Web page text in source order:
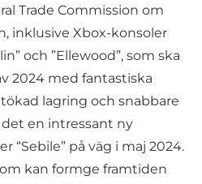
Trade Commission om
inklusive Xbox-konsoler
och ”Ellewood”, som ska
2024 med fantastiska
lagring och snabbare
en intressant ny
“Sebile” på väg i maj 2024.
kan formge framtiden